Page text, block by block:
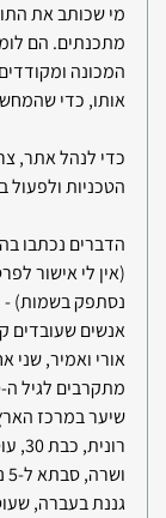
מי שכותב את
מתכנתים. הם
המכונה
אותו, כדי
כדי לנהל אתר,
הטכניות
הדברים נכתבו
(אין לי אישור
נסתפק בשמות) -
אנשים שעובדים
אורי ואמיר, שני
שיער במרכז
רונית, כבת 30, עוסקת ברפואה משלימה.
גננת בעברה,